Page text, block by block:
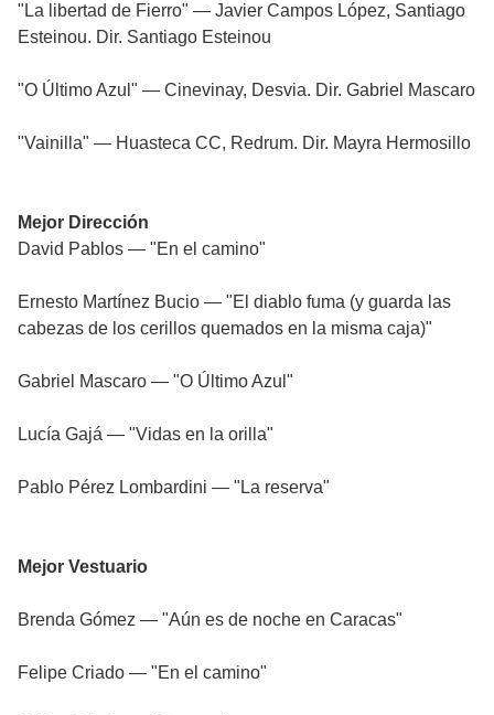
"La libertad de Fierro" — Javier Campos López, Santiago
Esteinou. Dir. Santiago Esteinou
"O Último Azul" — Cinevinay, Desvia. Dir. Gabriel Mascaro
"Vainilla" — Huasteca CC, Redrum. Dir. Mayra Hermosillo
Mejor Dirección
David Pablos — "En el camino"
Ernesto Martínez Bucio — "El diablo fuma (y guarda las
cabezas de los cerillos quemados en la misma caja)"
Gabriel Mascaro — "O Último Azul"
Lucía Gajá — "Vidas en la orilla"
Pablo Pérez Lombardini — "La reserva"
Mejor Vestuario
Brenda Gómez — "Aún es de noche en Caracas"
Felipe Criado — "En el camino"